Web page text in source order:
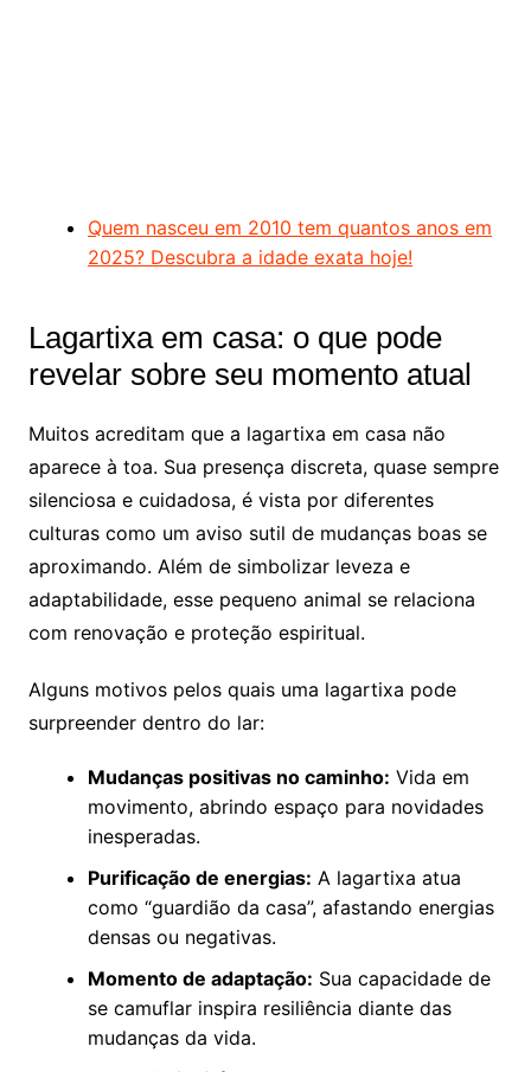
Quem nasceu em 2010 tem quantos anos em
2025? Descubra a idade exata hoje!
Lagartixa em casa: o que pode
revelar sobre seu momento atual
Muitos acreditam que a lagartixa em casa não
aparece à toa. Sua presença discreta, quase sempre
silenciosa e cuidadosa, é vista por diferentes
culturas como um aviso sutil de mudanças boas se
aproximando. Além de simbolizar leveza e
adaptabilidade, esse pequeno animal se relaciona
com renovação e proteção espiritual.
Alguns motivos pelos quais uma lagartixa pode
surpreender dentro do lar:
Mudanças positivas no caminho: Vida em
movimento, abrindo espaço para novidades
inesperadas.
Purificação de energias: A lagartixa atua
como “guardião da casa”, afastando energias
densas ou negativas.
Momento de adaptação: Sua capacidade de
se camuflar inspira resiliência diante das
mudanças da vida.